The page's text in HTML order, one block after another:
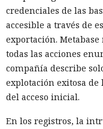
credenciales de las
accesible a través de
exportación.
todas las acciones
compañía describe
explotación exitosa
del acceso inicial.
En los registros, la